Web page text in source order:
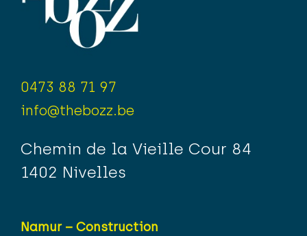
0473 88 71 97
info@thebozz.be
Chemin de la Vieille Cour 84
1402 Nivelles
Namur – Construction